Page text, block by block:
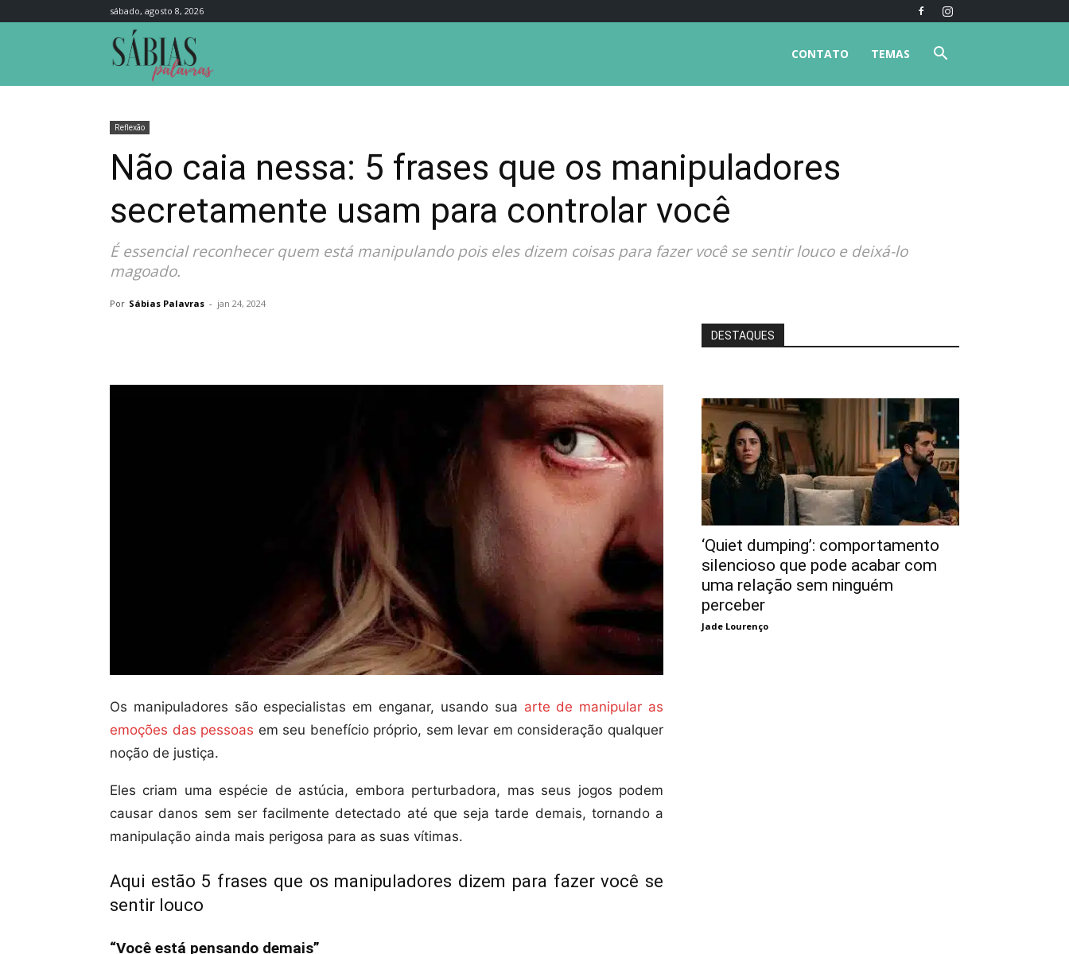
sábado, agosto 8, 2026
TEMAS
CONTATO
Reflexão
Não caia nessa: 5 frases que os manipuladores
secretamente usam para controlar você
É essencial reconhecer quem está manipulando pois eles dizem coisas para fazer você se sentir louco e deixá-lo
magoado.
Por Sábias Palavras - jan 24, 2024
Os manipuladores são especialistas em enganar, usando sua arte de manipular as
emoções das pessoas em seu benefício próprio, sem levar em consideração qualquer
noção de justiça.
Eles criam uma espécie de astúcia, embora perturbadora, mas seus jogos podem
causar danos sem ser facilmente detectado até que seja tarde demais, tornando a
manipulação ainda mais perigosa para as suas vítimas.
Aqui estão 5 frases que os manipuladores dizem para fazer você se
sentir louco
“Você está pensando demais”
DESTAQUES
‘Quiet dumping’: comportamento
silencioso que pode acabar com
uma relação sem ninguém
perceber
Jade Lourenço